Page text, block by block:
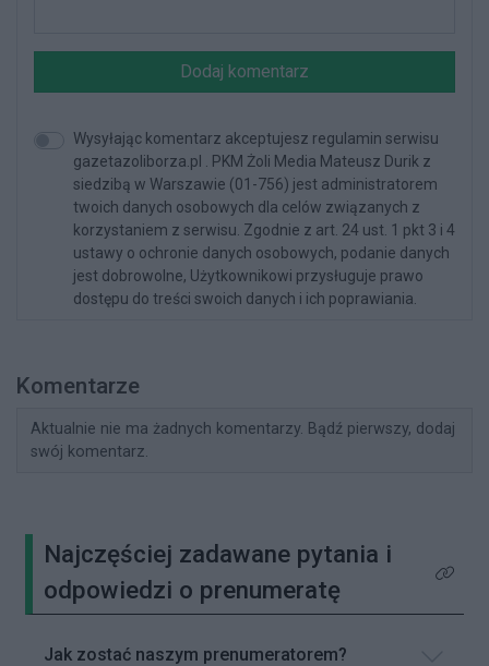
Dodaj komentarz
Wysyłając komentarz akceptujesz regulamin serwisu
gazetazoliborza.pl . PKM Żoli Media Mateusz Durik z
siedzibą w Warszawie (01-756) jest administratorem
twoich danych osobowych dla celów związanych z
korzystaniem z serwisu. Zgodnie z art. 24 ust. 1 pkt 3 i 4
ustawy o ochronie danych osobowych, podanie danych
jest dobrowolne, Użytkownikowi przysługuje prawo
dostępu do treści swoich danych i ich poprawiania.
Komentarze
Aktualnie nie ma żadnych komentarzy. Bądź pierwszy, dodaj
swój komentarz.
Najczęściej zadawane pytania i
odpowiedzi o prenumeratę
Kliknij
Jak zostać naszym prenumeratorem?